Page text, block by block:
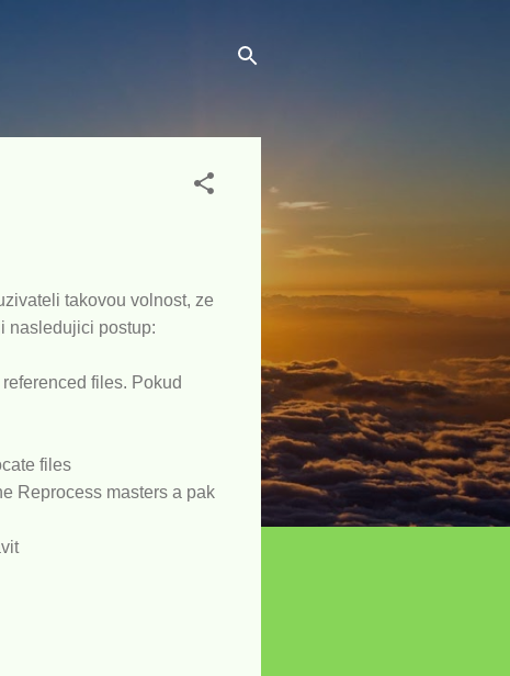
takovou volnost, ze
nasledujici postup:
files. Pokud
files
Reprocess masters a pak